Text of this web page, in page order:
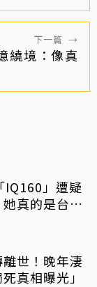
下一篇 →
繞境：像真
IQ160」遭疑
真的是台大
世！晚年淒
真相曝光」